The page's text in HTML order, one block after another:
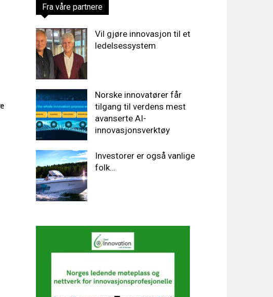
Fra våre partnere
Vil gjøre innovasjon til et
ledelsessystem
Norske innovatører får
tilgang til verdens mest
avanserte AI-
innovasjonsverktøy
Investorer er også vanlige
folk…